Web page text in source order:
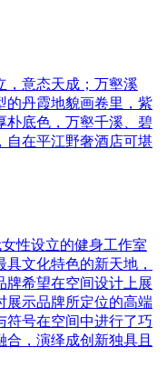
，意态天成；万壑溪
的丹霞地貌画卷里，紫
朴底色，万壑千溪、碧
自在平江野奢酒店可堪
性设立的健身工作室
文化特色的新天地，
牌希望在空间设计上展
展示品牌所定位的高端
符号在空间中进行了巧
，演绎成创新独具且